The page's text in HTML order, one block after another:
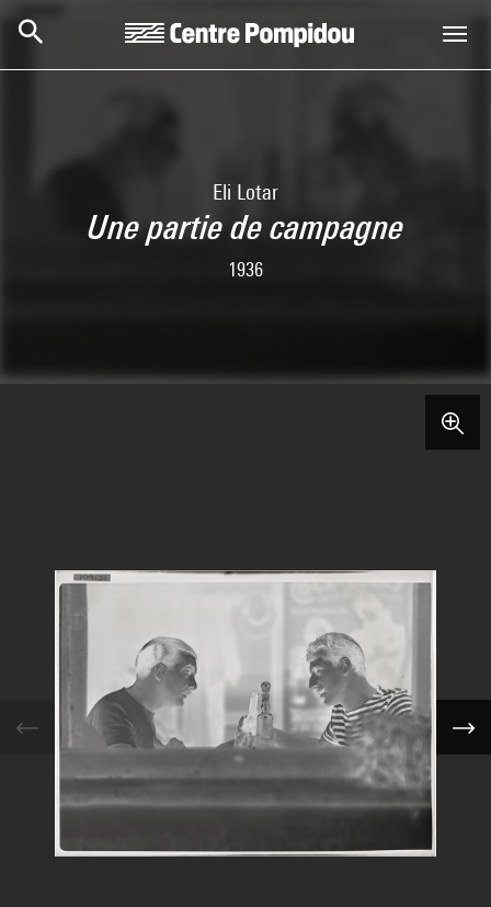
Eli Lotar
Une partie de campagne
1936